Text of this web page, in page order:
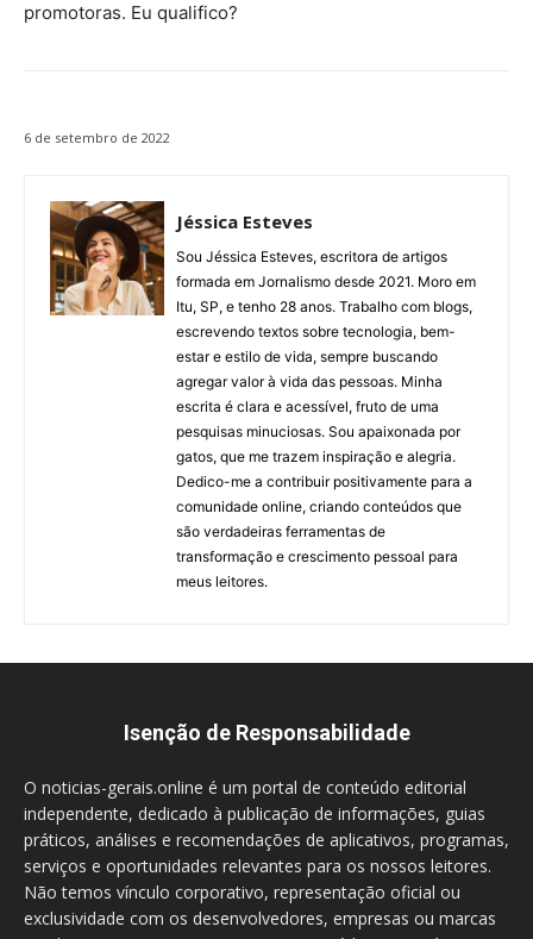
promotoras. Eu qualifico?
6 de setembro de 2022
Jéssica Esteves
Sou Jéssica Esteves, escritora de artigos
formada em Jornalismo desde 2021. Moro em
Itu, SP, e tenho 28 anos. Trabalho com blogs,
escrevendo textos sobre tecnologia, bem-
estar e estilo de vida, sempre buscando
agregar valor à vida das pessoas. Minha
escrita é clara e acessível, fruto de uma
pesquisas minuciosas. Sou apaixonada por
gatos, que me trazem inspiração e alegria.
Dedico-me a contribuir positivamente para a
comunidade online, criando conteúdos que
são verdadeiras ferramentas de
transformação e crescimento pessoal para
meus leitores.
Isenção de Responsabilidade
O noticias-gerais.online é um portal de conteúdo editorial
independente, dedicado à publicação de informações, guias
práticos, análises e recomendações de aplicativos, programas,
serviços e oportunidades relevantes para os nossos leitores.
Não temos vínculo corporativo, representação oficial ou
exclusividade com os desenvolvedores, empresas ou marcas